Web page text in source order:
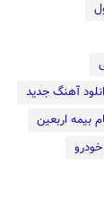
آهنگ جدید
بیمه اربعین
خودرو